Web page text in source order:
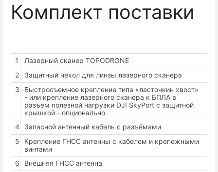
Комплект поставки
1
Лазерный сканер TOPODRONE
2
Защитный чехол для линзы лазерного сканера
3
Быстросъемное крепление типа «ласточкин хвост»
- или крепление лазерного сканера к БПЛА в
разъем полезной нагрузки DJI SkyPort с защитной
крышкой - опционально
4
Запасной антенный кабель с разъёмами
5
Крепление ГНСС антенны с кабелем и крепежными
винтами
6
Внешняя ГНСС антенна